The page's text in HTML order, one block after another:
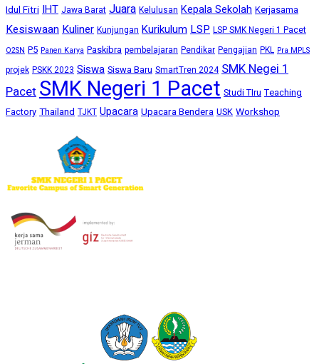
Idul Fitri IHT Jawa Barat Juara Kelulusan Kepala Sekolah Kerjasama
Kesiswaan Kuliner Kunjungan Kurikulum LSP LSP SMK Negeri 1 Pacet
O2SN P5 Panen Karya Paskibra pembelajaran Pendikar Pengajian PKL Pra MPLS
projek PSKK 2023 Siswa Siswa Baru SmartTren 2024 SMK Negei 1
PacetSMK Negeri 1 Pacet Studi TIru Teaching
Factory Thailand TJKT Upacara Upacara Bendera USK Workshop